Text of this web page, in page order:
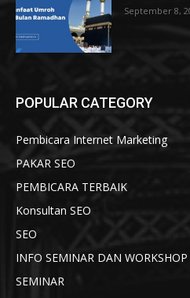
September 8,
POPULAR CATEGORY
Pembicara Internet Marketing
PAKAR SEO
PEMBICARA TERBAIK
Konsultan SEO
SEO
INFO SEMINAR DAN WORKSHOP
SEMINAR